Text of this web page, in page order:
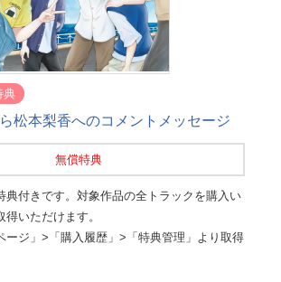
典
松本梨香へのコメントメッセージ
無償特典
典付きです。対象作品の全トラックを購入い
いただけます。
ジ」>「購入履歴」>「特典管理」より取得